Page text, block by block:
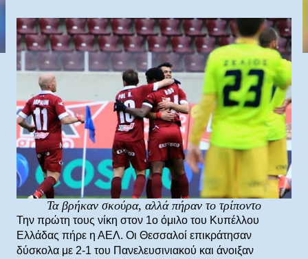
Τα βρήκαν σκούρα, αλλά πήραν το τρίποντο
Την πρώτη τους νίκη στον 1ο όμιλο του Κυπέλλου
Ελλάδας πήρε η ΑΕΛ. Οι Θεσσαλοί επικράτησαν
δύσκολα με 2-1 του Πανελευσινιακού και άνοιξαν